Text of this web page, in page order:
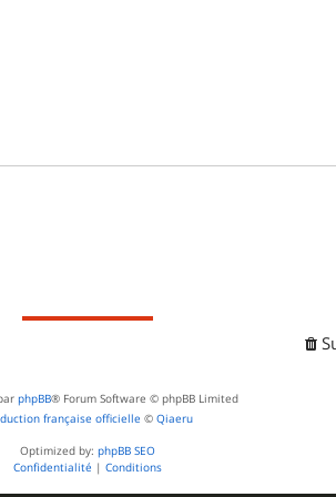
e
phpBB® Forum Software © phpBB Limited
française officielle © Qiaeru
Optimized by: phpBB SEO
Confidentialité | Conditions